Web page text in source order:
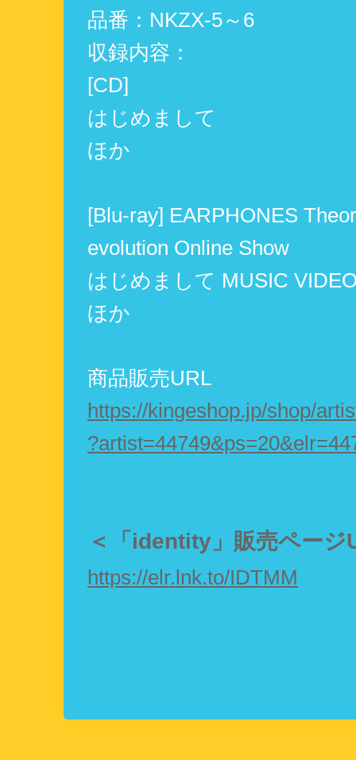
品番：NKZX-5～6
収録内容：
[CD]
はじめまして
ほか
[Blu-ray] EARPHONES
evolution Online Show
はじめまして MUSIC
ほか
商品販売URL
https://kingeshop.jp/shop/
＜「identity」販売ページ
https://elr.lnk.to/IDTMM